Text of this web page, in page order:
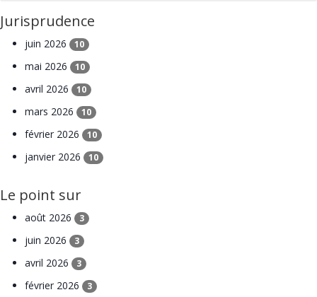
Jurisprudence
juin 2026 10
mai 2026 10
avril 2026 10
mars 2026 10
février 2026 10
janvier 2026 10
Le point sur
août 2026 3
juin 2026 3
avril 2026 3
février 2026 3